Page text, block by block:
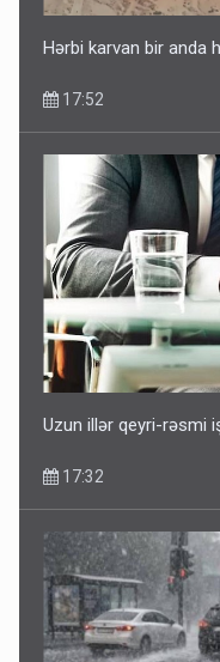
Hərbi karvan bir anda
17:52
Uzun illər qeyri-rəsmi
17:32